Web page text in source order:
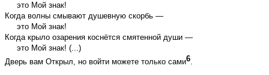
это Мой знак!
Когда волны смывают душевную скорбь —
это Мой знак!
Когда крыло озарения коснётся смятенной души —
это Мой знак! (...)
Дверь вам Открыл, но войти можете только сами6.